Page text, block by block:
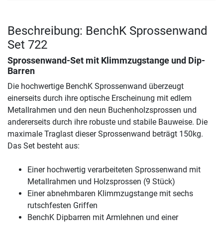
Beschreibung: BenchK Sprossenwand
Set 722
Sprossenwand-Set mit Klimmzugstange und Dip-
Barren
Die hochwertige BenchK Sprossenwand überzeugt
einerseits durch ihre optische Erscheinung mit edlem
Metallrahmen und den neun Buchenholzsprossen und
andererseits durch ihre robuste und stabile Bauweise. Die
maximale Traglast dieser Sprossenwand beträgt 150kg.
Das Set besteht aus:
Einer hochwertig verarbeiteten Sprossenwand mit
Metallrahmen und Holzsprossen (9 Stück)
Einer abnehmbaren Klimmzugstange mit sechs
rutschfesten Griffen
BenchK Dipbarren mit Armlehnen und einer